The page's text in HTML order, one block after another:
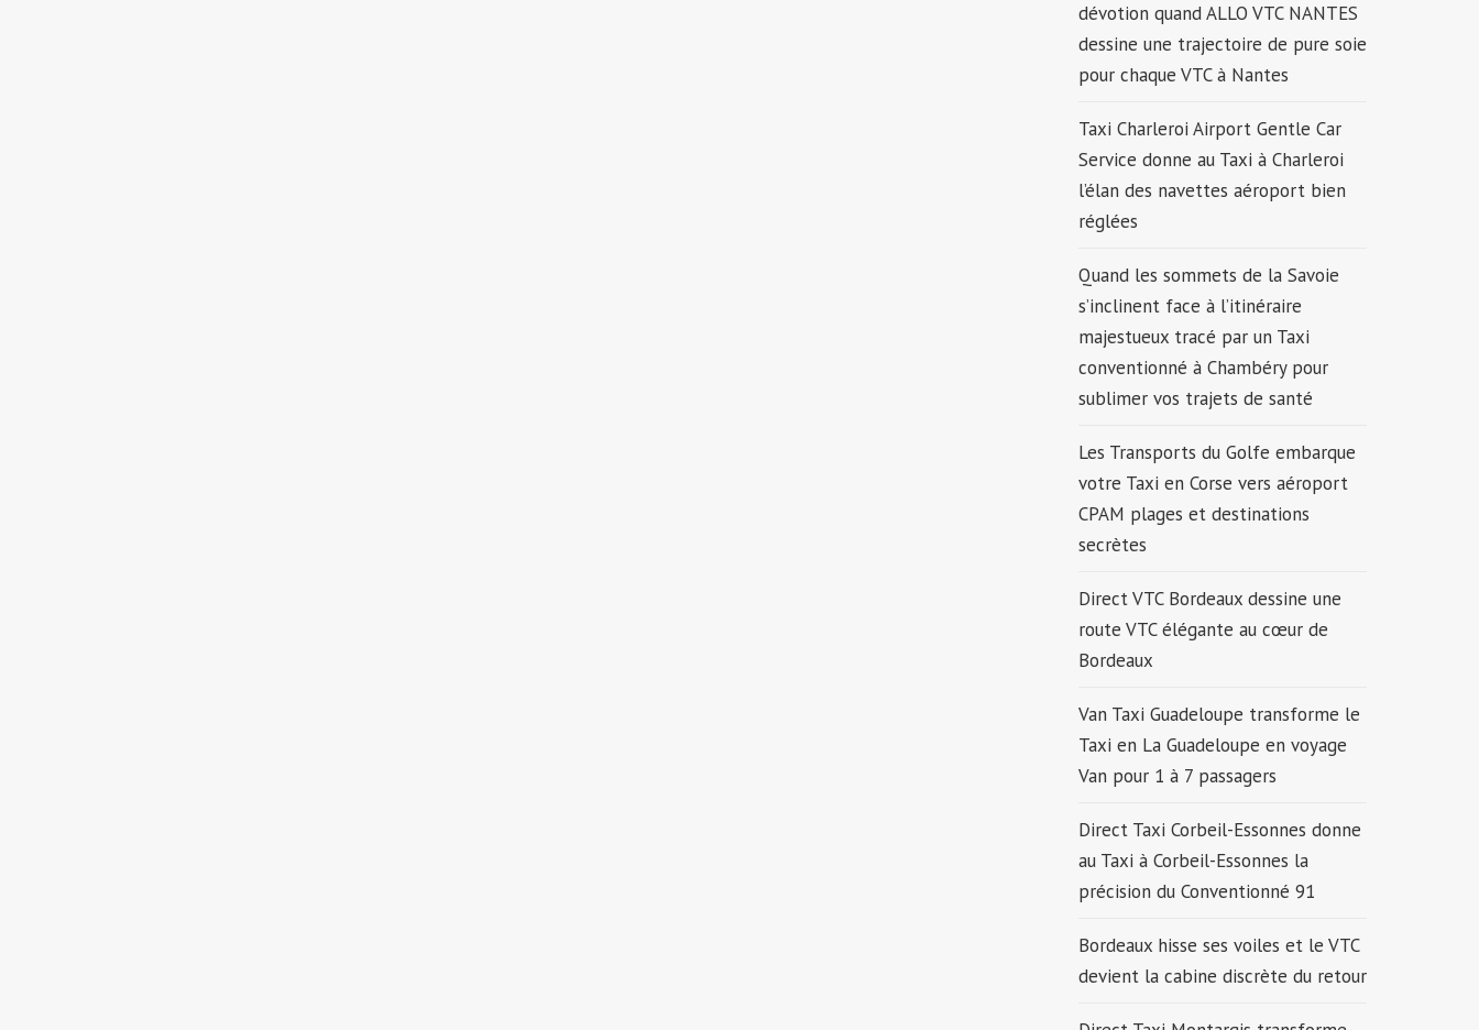
dévotion quand ALLO VTC NANTES
dessine une trajectoire de pure soie
pour chaque VTC à Nantes
Taxi Charleroi Airport Gentle Car
Service donne au Taxi à Charleroi
l’élan des navettes aéroport bien
réglées
Quand les sommets de la Savoie
s’inclinent face à l’itinéraire
majestueux tracé par un Taxi
conventionné à Chambéry pour
sublimer vos trajets de santé
Les Transports du Golfe embarque
votre Taxi en Corse vers aéroport
CPAM plages et destinations
secrètes
Direct VTC Bordeaux dessine une
route VTC élégante au cœur de
Bordeaux
Van Taxi Guadeloupe transforme le
Taxi en La Guadeloupe en voyage
Van pour 1 à 7 passagers
Direct Taxi Corbeil-Essonnes donne
au Taxi à Corbeil-Essonnes la
précision du Conventionné 91
Bordeaux hisse ses voiles et le VTC
devient la cabine discrète du retour